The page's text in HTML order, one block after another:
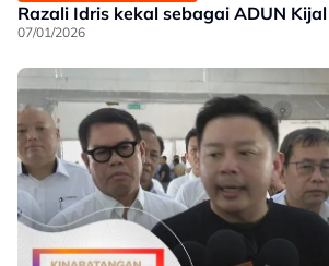
Razali Idris kekal sebagai ADUN Kijal
07/01/2026